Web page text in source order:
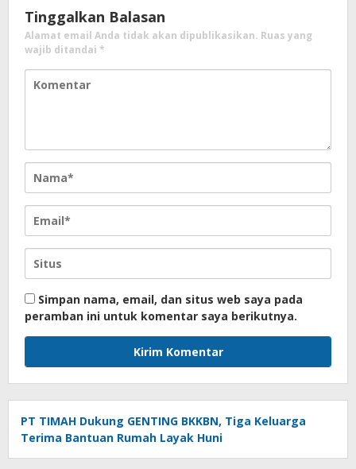
Tinggalkan Balasan
Alamat email Anda tidak akan dipublikasikan. Ruas yang
wajib ditandai *
Simpan nama, email, dan situs web saya pada
peramban ini untuk komentar saya berikutnya.
PT TIMAH Dukung GENTING BKKBN, Tiga Keluarga
Terima Bantuan Rumah Layak Huni